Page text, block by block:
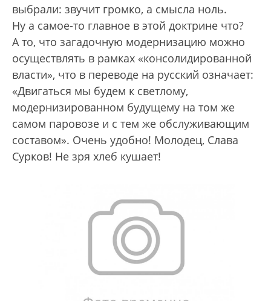
выбрали: звучит громко, а смысла ноль.
Ну а самое-то главное в этой доктрине что?
А то, что загадочную модернизацию можно
осуществлять в рамках «консолидированной
власти», что в переводе на русский означает:
«Двигаться мы будем к светлому,
модернизированном будущему на том же
самом паровозе и с тем же обслуживающим
составом». Очень удобно! Молодец, Слава
Сурков! Не зря хлеб кушает!